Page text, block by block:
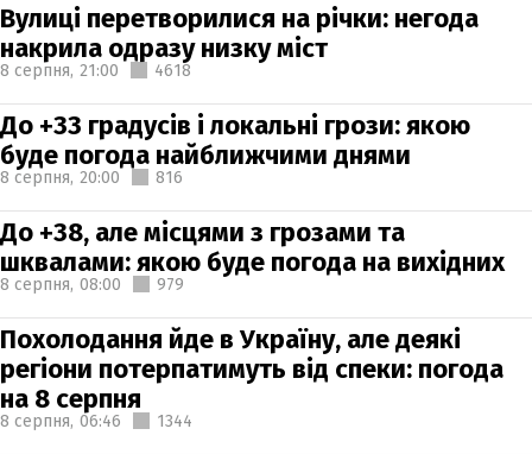
Вулиці перетворилися на річки: негода
накрила одразу низку міст
8 серпня, 21:00 4618
До +33 градусів і локальні грози: якою
буде погода найближчими днями
8 серпня, 20:00 816
До +38, але місцями з грозами та
шквалами: якою буде погода на вихідних
8 серпня, 08:00 979
Похолодання йде в Україну, але деякі
регіони потерпатимуть від спеки: погода
на 8 серпня
8 серпня, 06:46 1344